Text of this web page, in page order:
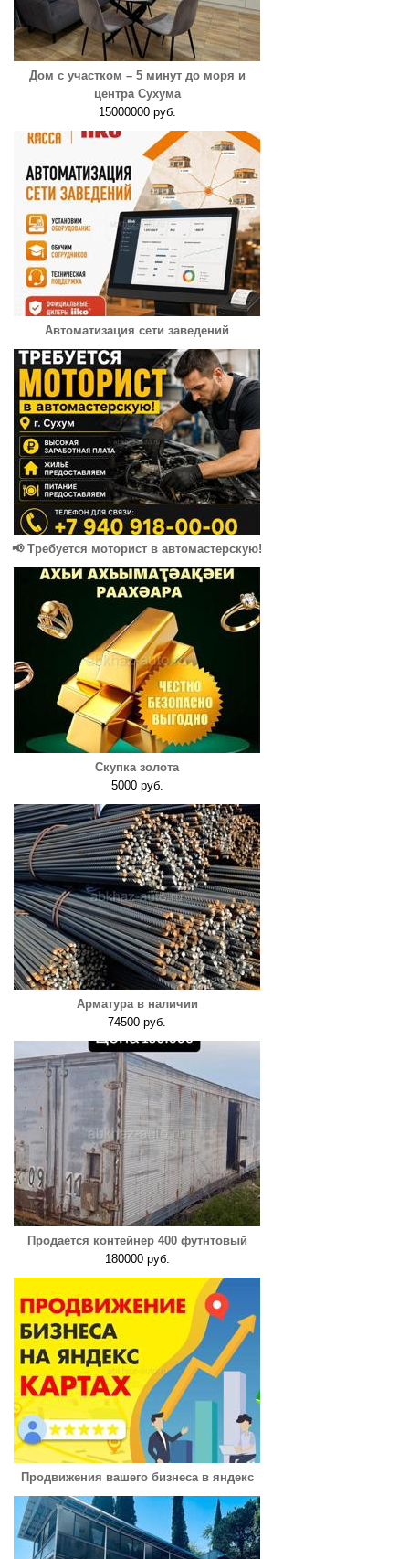
Дом с участком – 5 минут до моря и
центра Сухума
15000000 руб.
Автоматизация сети заведений
📢 Требуется моторист в автомастерскую!
Скупка золота
5000 руб.
Арматура в наличии
74500 руб.
Продается контейнер 400 футнтовый
180000 руб.
Продвижения вашего бизнеса в яндекс